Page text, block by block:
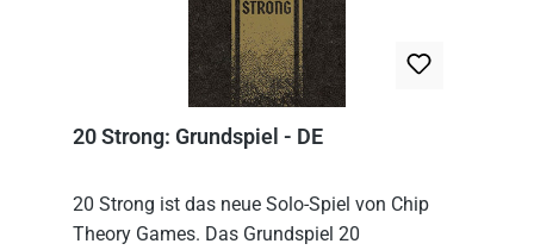
20 Strong: Grundspiel - DE
20 Strong ist das neue Solo-Spiel von Chip
Theory Games. Das Grundspiel 20